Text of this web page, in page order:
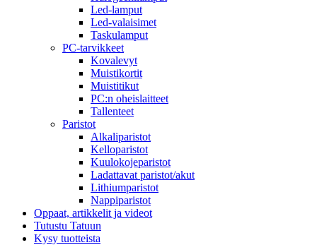
Led-lamput
Led-valaisimet
Taskulamput
PC-tarvikkeet
Kovalevyt
Muistikortit
Muistitikut
PC:n oheislaitteet
Tallenteet
Paristot
Alkaliparistot
Kelloparistot
Kuulokojeparistot
Ladattavat paristot/akut
Lithiumparistot
Nappiparistot
Oppaat, artikkelit ja videot
Tutustu Tatuun
Kysy tuotteista